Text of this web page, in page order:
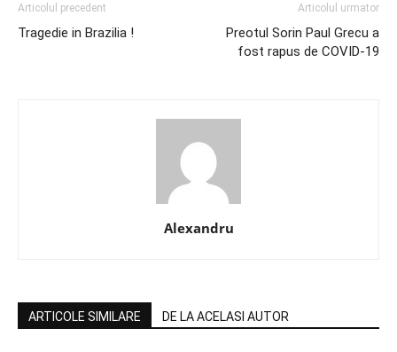
Articolul precedent
Tragedie in Brazilia !
Articolul urmator
Preotul Sorin Paul Grecu a
fost rapus de COVID-19
Alexandru
ARTICOLE SIMILARE DE LA ACELASI AUTOR